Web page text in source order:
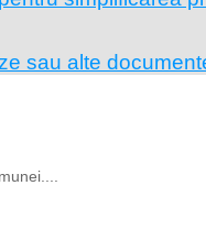
sau alte